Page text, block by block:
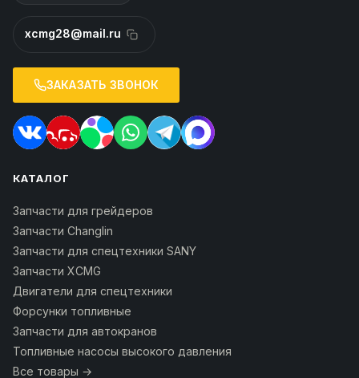
xcmg28@mail.ru
ЗАКАЗАТЬ ЗВОНОК
КАТАЛОГ
Запчасти для грейдеров
Запчасти Changlin
Запчасти для спецтехники SANY
Запчасти XCMG
Двигатели для спецтехники
Форсунки топливные
Запчасти для автокранов
Топливные насосы высокого давления
Все товары →